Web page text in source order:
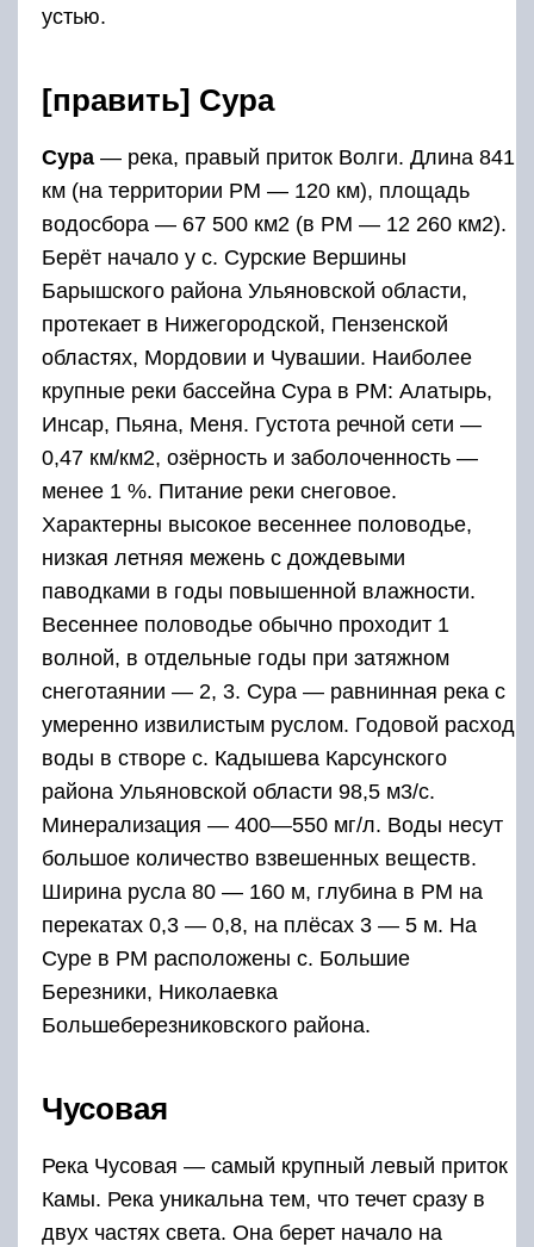
устью.
[править] Сура
Сура — река, правый приток Волги. Длина 841
км (на территории РМ — 120 км), площадь
водосбора — 67 500 км2 (в РМ — 12 260 км2).
Берёт начало у с. Сурские Вершины
Барышского района Ульяновской области,
протекает в Нижегородской, Пензенской
областях, Мордовии и Чувашии. Наиболее
крупные реки бассейна Сура в РМ: Алатырь,
Инсар, Пьяна, Меня. Густота речной сети —
0,47 км/км2, озёрность и заболоченность —
менее 1 %. Питание реки снеговое.
Характерны высокое весеннее половодье,
низкая летняя межень с дождевыми
паводками в годы повышенной влажности.
Весеннее половодье обычно проходит 1
волной, в отдельные годы при затяжном
снеготаянии — 2, 3. Сура — равнинная река с
умеренно извилистым руслом. Годовой расход
воды в створе с. Кадышева Карсунского
района Ульяновской области 98,5 м3/с.
Минерализация — 400—550 мг/л. Воды несут
большое количество взвешенных веществ.
Ширина русла 80 — 160 м, глубина в РМ на
перекатах 0,3 — 0,8, на плёсах 3 — 5 м. На
Суре в РМ расположены с. Большие
Березники, Николаевка
Большеберезниковского района.
Чусовая
Река Чусовая — самый крупный левый приток
Камы. Река уникальна тем, что течет сразу в
двух частях света. Она берет начало на